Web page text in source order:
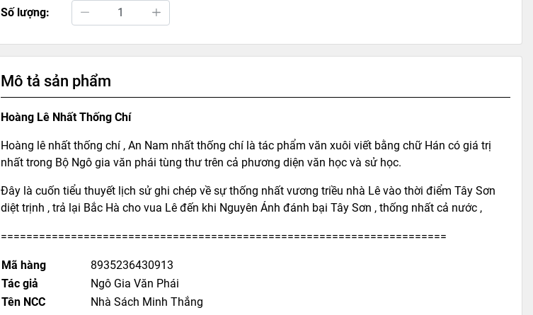
Số lượng:
Mô tả sản phẩm
Hoàng Lê Nhất Thống Chí
Hoàng lê nhất thống chí , An Nam nhất thống chí là tác phẩm văn xuôi viết bằng chữ Hán có giá trị
nhất trong Bộ Ngô gia văn phái tùng thư trên cả phương diện văn học và sử học.
Đây là cuốn tiểu thuyết lịch sử ghi chép về sự thống nhất vương triều nhà Lê vào thời điểm Tây Sơn
diệt trịnh , trả lại Bắc Hà cho vua Lê đến khi Nguyên Ánh đánh bại Tây Sơn , thống nhất cả nước ,
======================================================================
Mã hàng
8935236430913
Tác giả
Ngô Gia Văn Phái
Tên NCC
Nhà Sách Minh Thắng